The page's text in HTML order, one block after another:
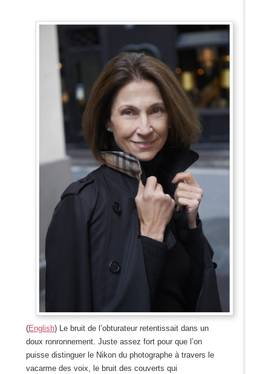
(English) Le bruit de l’obturateur retentissait dans un
doux ronronnement. Juste assez fort pour que l’on
puisse distinguer le Nikon du photographe à travers le
vacarme des voix, le bruit des couverts qui